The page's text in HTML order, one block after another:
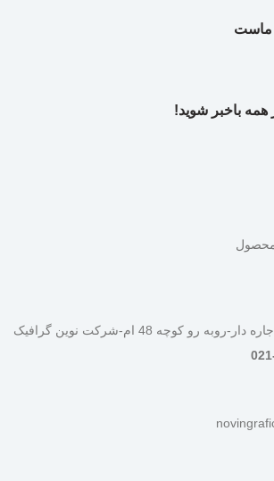
ماست
همه باخبر شوید!
رو کوچه 48 ام-شرکت نوین گرافیک